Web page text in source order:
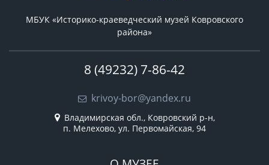
МБУК «Историко-краеведческий музей Ковровского
района»
8 (49232) 7-86-42
krivoy-bor@yandex.ru
Владимирская обл., Ковровский р-н,
п. Мелехово, ул. Первомайская, 94